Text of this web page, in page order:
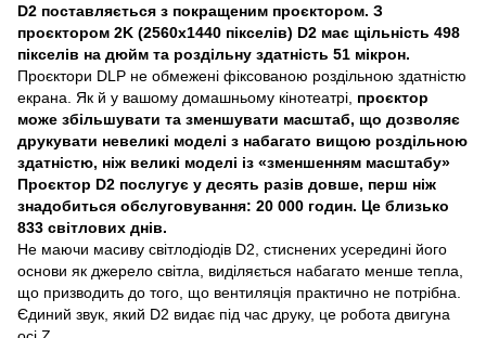
D2 поставляється з покращеним проєктором. З
проєктором 2K (2560x1440 пікселів) D2 має щільність 498
пікселів на дюйм та роздільну здатність 51 мікрон.
Проєктори DLP не обмежені фіксованою роздільною здатністю
екрана. Як й у вашому домашньому кінотеатрі, проєктор
може збільшувати та зменшувати масштаб, що дозволяє
друкувати невеликі моделі з набагато вищою роздільною
здатністю, ніж великі моделі із «зменшенням масштабу»
Проєктор D2 послугує у десять разів довше, перш ніж
знадобиться обслуговування: 20 000 годин. Це близько
833 світлових днів.
Не маючи масиву світлодіодів D2, стиснених усередині його
основи як джерело світла, виділяється набагато менше тепла,
що призводить до того, що вентиляція практично не потрібна.
Єдиний звук, який D2 видає під час друку, це робота двигуна